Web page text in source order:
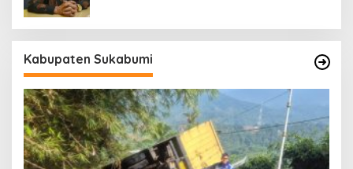
Kabupaten Sukabumi